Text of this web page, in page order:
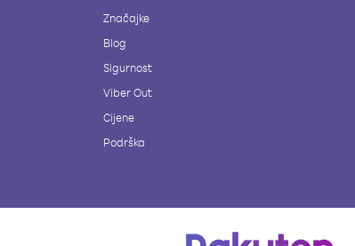
Značajke
Blog
Sigurnost
Viber Out
Cijene
Podrška